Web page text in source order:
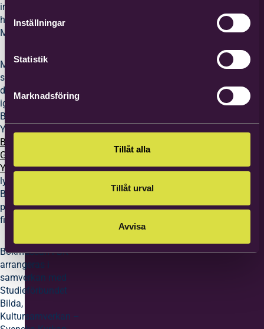
Inställningar
Statistik
Marknadsföring
Tillåt alla
Tillåt urval
Avvisa
inge en känsla av
hopp, berättar
Magnus Sundell.
Missade du årets
samtal – eller vill
du lyssna på dem
igen? Besök
Betlehemskyrkans
Youtube-kanal:
Betlehemskyrkan
Göteborg –
YouTubeeller
lyssna på
Betlehemskyrkans
podcast där poddar
finns.
Bokmässan i BK
arrangeras i
samverkan med
Studieförbundet
Bilda,
Kultursamverkan –